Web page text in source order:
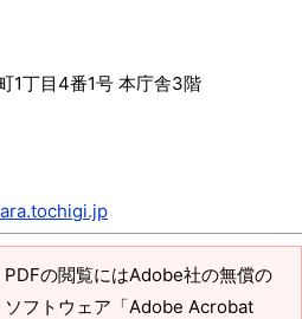
1丁目4番1号 本庁舎3階
PDFの閲覧にはAdobe社の無償の
ソフトウェア「Adobe Acrobat